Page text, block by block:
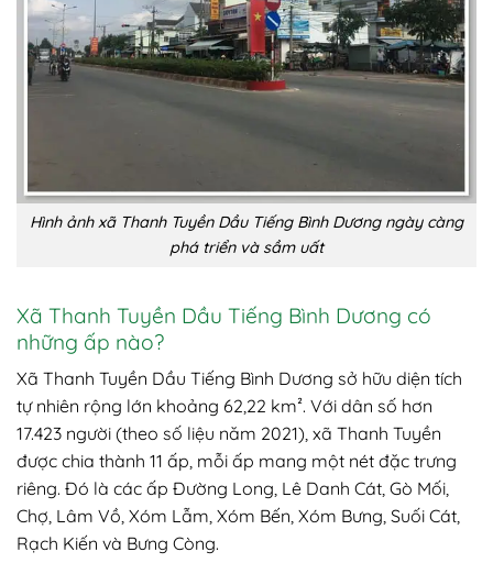
Hình ảnh xã Thanh Tuyền Dầu Tiếng Bình Dương ngày càng
phá triển và sầm uất
Xã Thanh Tuyền Dầu Tiếng Bình Dương có
những ấp nào?
Xã Thanh Tuyền Dầu Tiếng Bình Dương sở hữu diện tích
tự nhiên rộng lớn khoảng 62,22 km². Với dân số hơn
17.423 người (theo số liệu năm 2021), xã Thanh Tuyền
được chia thành 11 ấp, mỗi ấp mang một nét đặc trưng
riêng. Đó là các ấp Đường Long, Lê Danh Cát, Gò Mối,
Chợ, Lâm Vồ, Xóm Lẫm, Xóm Bến, Xóm Bưng, Suối Cát,
Rạch Kiến và Bưng Còng.